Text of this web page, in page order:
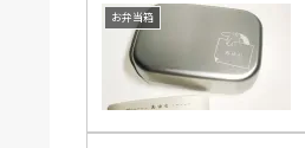
お弁当箱